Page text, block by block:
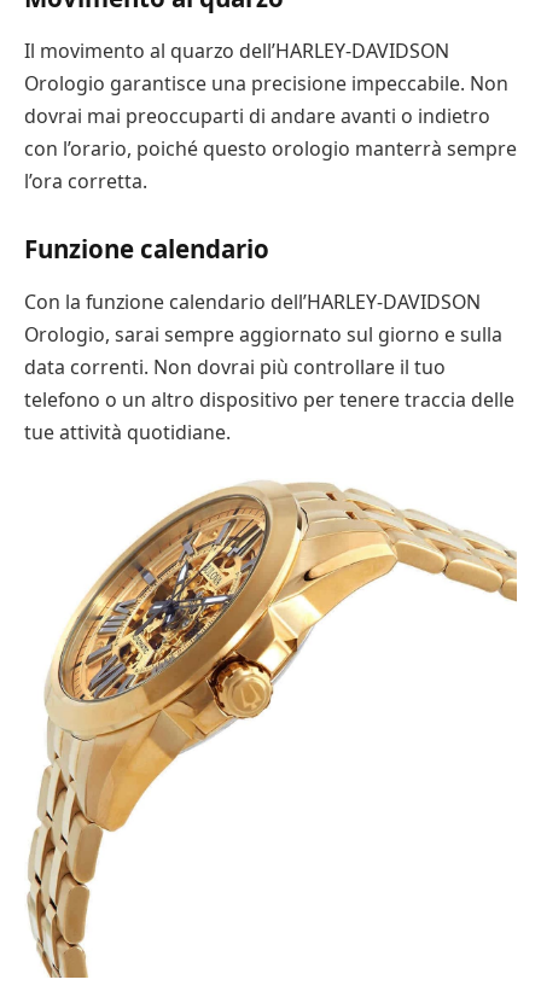
Il movimento al quarzo dell’HARLEY-DAVIDSON
Orologio garantisce una precisione impeccabile. Non
dovrai mai preoccuparti di andare avanti o indietro
con l’orario, poiché questo orologio manterrà sempre
l’ora corretta.
Funzione calendario
Con la funzione calendario dell’HARLEY-DAVIDSON
Orologio, sarai sempre aggiornato sul giorno e sulla
data correnti. Non dovrai più controllare il tuo
telefono o un altro dispositivo per tenere traccia delle
tue attività quotidiane.